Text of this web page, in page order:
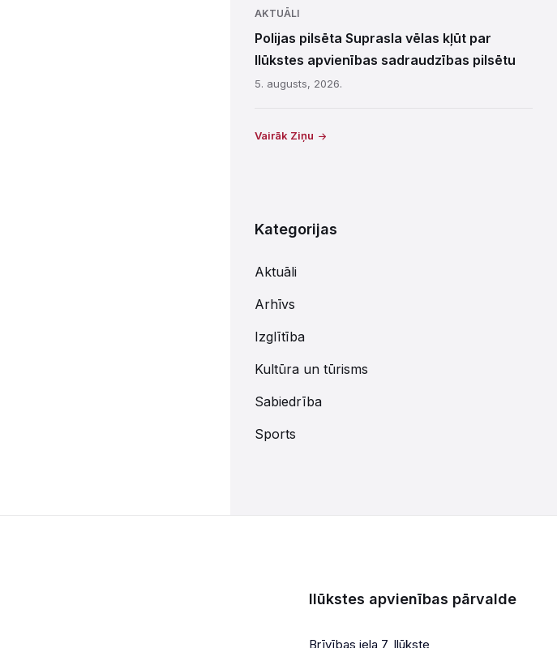
AKTUĀLI
Polijas pilsēta Suprasla vēlas kļūt par
Ilūkstes apvienības sadraudzības pilsētu
5. augusts, 2026.
Vairāk Ziņu
Kategorijas
Aktuāli
Arhīvs
Izglītība
Kultūra un tūrisms
Sabiedrība
Sports
Ilūkstes apvienības pārvalde
Brīvības iela 7, Ilūkste,